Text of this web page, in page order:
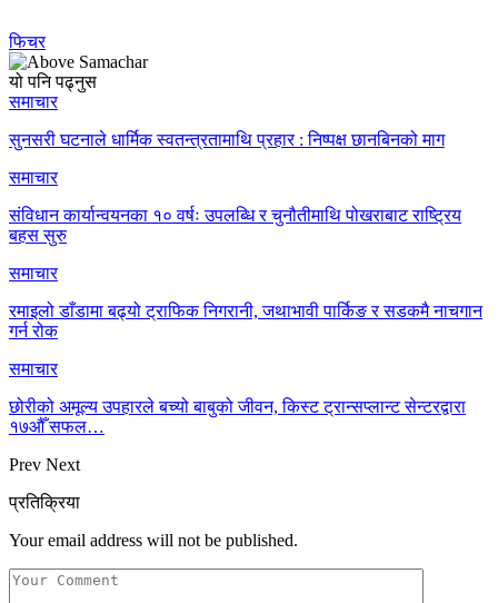
फिचर
यो पनि पढ्नुस
समाचार
सुनसरी घटनाले धार्मिक स्वतन्त्रतामाथि प्रहार : निष्पक्ष छानबिनको माग
समाचार
संविधान कार्यान्वयनका १० वर्षः उपलब्धि र चुनौतीमाथि पोखराबाट राष्ट्रिय
बहस सुरु
समाचार
रमाइलो डाँडामा बढ्यो ट्राफिक निगरानी, जथाभावी पार्किङ र सडकमै नाचगान
गर्न रोक
समाचार
छोरीको अमूल्य उपहारले बच्यो बाबुको जीवन, किस्ट ट्रान्सप्लान्ट सेन्टरद्वारा
१७औँ सफल…
Prev Next
प्रतिक्रिया
Your email address will not be published.